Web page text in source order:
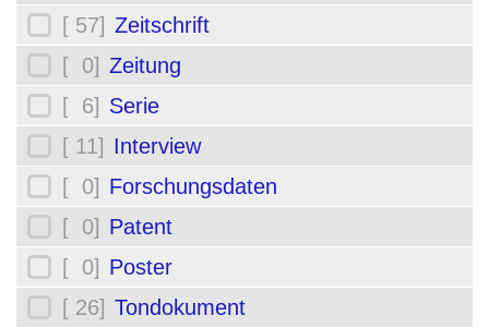
[ 57] Zeitschrift
[ 0] Zeitung
[ 6] Serie
[ 11] Interview
[ 0] Forschungsdaten
[ 0] Patent
[ 0] Poster
[ 26] Tondokument